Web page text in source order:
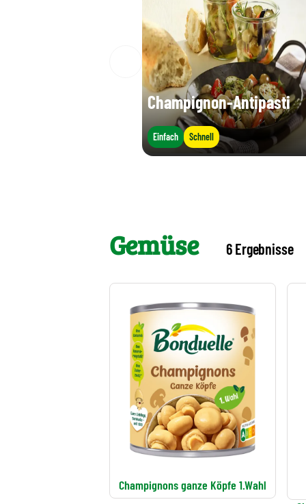
Champignon-Antipasti
Einfach Schnell
Gemüse 6 Ergebnisse
Champignons ganze Köpfe 1.Wahl